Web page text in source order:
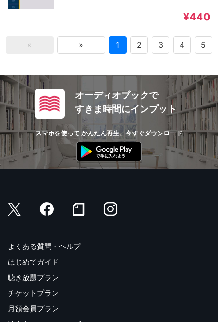
¥440
« » 1 2 3 4 5
オーディオブックで
すきま時間にインプット
スマホを使って かんたん再生、今すぐダウンロード
よくある質問・ヘルプ
はじめてガイド
聴き放題プラン
チケットプラン
月額会員プラン